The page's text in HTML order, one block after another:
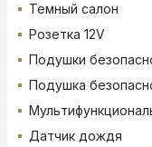
Темный салон
Розетка 12V
Подушки
Подушка
Датчик дождя